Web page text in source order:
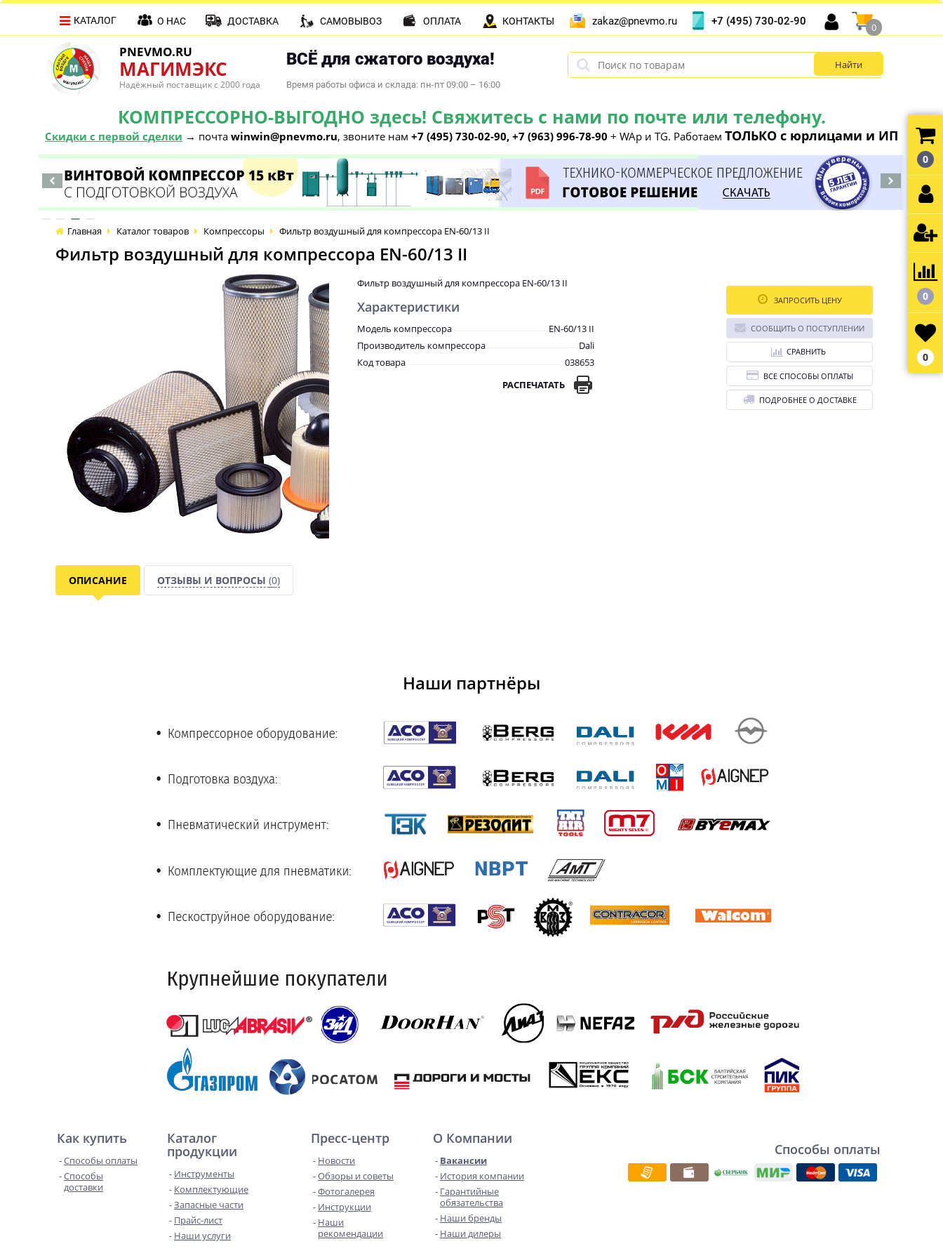
PNEVMO.RU
МАГИМЭКС
Надёжный поставщик с 2000 года
ВСЁ для сжатого воздуха!
Время работы офиса и склада: пн-пт 09:00 – 16:00
КОМПРЕССОРНО-ВЫГОДНО здесь! Свяжитесь с нами по почте или телефону.
Скидки с первой сделки → почта winwin@pnevmo.ru, звоните нам +7 (495) 730-02-90, +7 (963) 996-78-90 + WAp и TG. Работаем ТОЛЬКО с юрлицами и ИП
КАТАЛОГ О НАС ДОСТАВКА САМОВЫВОЗ ОПЛАТА КОНТАКТЫ zakaz@pnevmo.ru +7 (495) 730-02-90
0
Главная Каталог товаров Компрессоры Фильтр воздушный для компрессора EN-60/13 II
Фильтр воздушный для компрессора EN-60/13 II
Фильтр воздушный для компрессора EN-60/13 II
Характеристики
Модель компрессора
EN-60/13 II
Производитель компрессора
Dali
Код товара
038653
РАСПЕЧАТАТЬ
ЗАПРОСИТЬ ЦЕНУ
СООБЩИТЬ О ПОСТУПЛЕНИИ
СРАВНИТЬ
ВСЕ СПОСОБЫ ОПЛАТЫ
ПОДРОБНЕЕ О ДОСТАВКЕ
ОПИСАНИЕ ОТЗЫВЫ И ВОПРОСЫ (0)
Наши партнёры
Как купить
Способы оплаты
Способы
доставки
Каталог
продукции
Инструменты
Комплектующие
Запасные части
Прайс-лист
Наши услуги
Пресс-центр
Новости
Обзоры и советы
Фотогалерея
Инструкции
Наши
рекомендации
О Компании
Вакансии
История компании
Гарантийные
обязательства
Наши бренды
Наши дилеры
Способы оплаты
0
0
0